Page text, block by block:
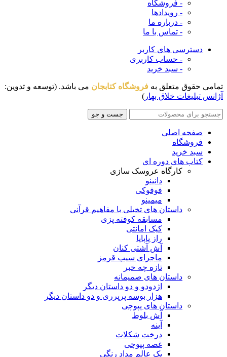
- فروشگاه
- رویدادها
- درباره ما
- تماس با ما
دسترسی های کاربر
- حساب کاربری
- سبد خرید
تمامی حقوق متعلق به فروشگاه کتابجان می باشد. (توسعه و تدوین:
آژانس تبلیغات خلاق بهار )
جست و جو
صفحه اصلی
فروشگاه
سبد خرید
کتاب های دوره ای
کارگاه عروسک سازی
دانینو
فوفوکی
میمینو
داستان های تخیلی با مفاهیم قرآنی
مسابقه کوفته پزی
کیک امانتی
راز پاپاپا
آش آشتی کنان
ماجرای سیب قرمز
تازه چه خبر
داستان های صمیمانه
اژدودو و دو داستان دیگر
هزار بوسه پرپرری و دو داستان دیگر
داستان های پپوچی
آش بلوط
آینه
درخت شکلات
غصه پپوچی
یک عالم مداد رنگی